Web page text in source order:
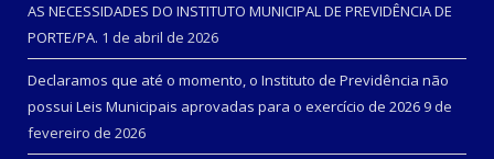
AS NECESSIDADES DO INSTITUTO MUNICIPAL DE PREVIDÊNCIA DE
PORTE/PA. 1 de abril de 2026
Declaramos que até o momento, o Instituto de Previdência não
possui Leis Municipais aprovadas para o exercício de 2026 9 de
fevereiro de 2026